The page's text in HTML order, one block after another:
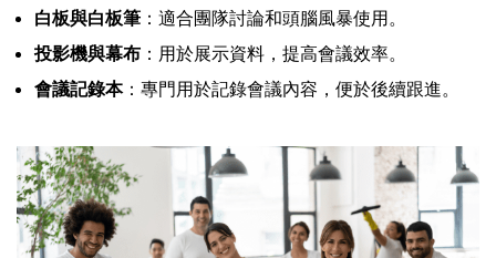
白板與白板筆 ：適合團隊討論和頭腦風暴使用。
投影機與幕布 ：用於展示資料，提高會議效率。
會議記錄本：專門用於記錄會議內容，便於後續跟進。